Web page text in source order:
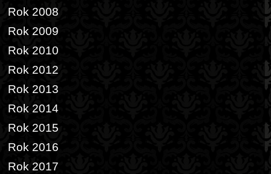
Rok 2008
Rok 2009
Rok 2010
Rok 2012
Rok 2013
Rok 2014
Rok 2015
Rok 2016
Rok 2017